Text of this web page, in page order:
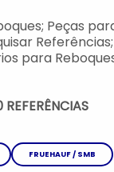
Peças
para
FRUEHAUF / SMB